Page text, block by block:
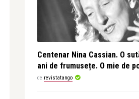
Centenar Nina Cassian. O
ani de frumusețe. O mie de
de revistatango